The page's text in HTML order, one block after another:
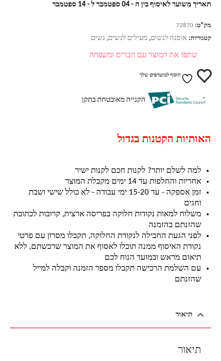
תאריך משוער לאיסוף בין ה - 04 ספטמבר ל - 14 ספטמבר
מק"ט: 72870
קטגוריות: אופנה לנשים, מעילים לנשים, נשים
שתפו את המוצר עם חברים ומשפחה
הוסף למועדפים שלך
הקנייה מאובטחת בתקן
האותיות הקטנות בגדול
למה לשלם יותר? לקנות חכם לקנות ישיר
אחריות והחלפות עד 14 ימים מקבלת המוצר
זמן אספקה - עד 15-20 ימי עבודה - לא כולל שישי ושבת
וחגים
משלוח למאות נקודות חלוקה בפריסה ארצית, קרובות לכתובת
שהזנתם בהזמנה
לפני הגעת החבילה לנקודת החלוקה, תקבלו מסרון עם פרטי
נקודת האיסוף ממנה תוכלו לאסוף את המוצר שרכשתם, ללא
תיאום מראש ובמועד הנוח לכם
עם השלמת הרכישה תקבלו מספר הזמנה וקבלה למייל
שהזנתם
תיאור
תיאור